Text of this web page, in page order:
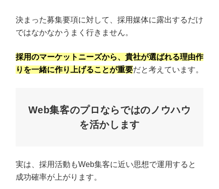
決まった募集要項に対して、採用媒体に露出するだけ
ではなかなかうまく行きません。
採用のマーケットニーズから、貴社が選ばれる理由作
りを一緒に作り上げることが重要だと考えています。
Web集客のプロならではのノウハウ
を活かします
実は、採用活動もWeb集客に近い思想で運用すると
成功確率が上がります。